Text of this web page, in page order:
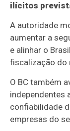
ilícitos
A autoridade
aumentar a
e alinhar o
fiscalização do
O BC também
independentes
confiabilidade
empresas do